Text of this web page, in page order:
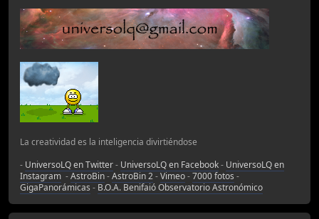
La creatividad es la inteligencia divirtiéndose
- UniversoLQ en Twitter- UniversoLQ en Facebook- UniversoLQ en
Instagram -AstroBin-AstroBin 2-Vimeo-7000 fotos -
GigaPanorámicas - B.O.A. Benifaió Observatorio Astronómico